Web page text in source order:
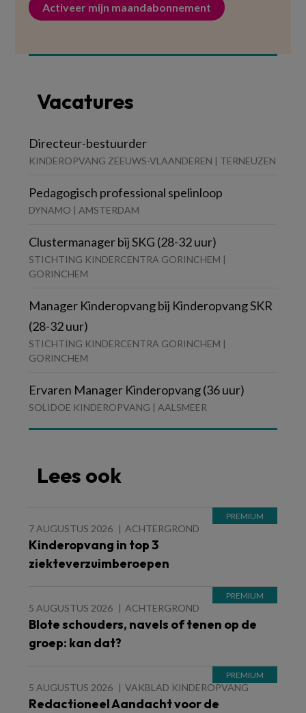
Activeer mijn maandabonnement
Vacatures
Directeur-bestuurder
KINDEROPVANG ZEEUWS-VLAANDEREN | TERNEUZEN
Pedagogisch professional spelinloop
DYNAMO | AMSTERDAM
Clustermanager bij SKG (28-32 uur)
STICHTING KINDERCENTRA GORINCHEM |
GORINCHEM
Manager Kinderopvang bij Kinderopvang SKR
(28-32 uur)
STICHTING KINDERCENTRA GORINCHEM |
GORINCHEM
Ervaren Manager Kinderopvang (36 uur)
SOLIDOE KINDEROPVANG | AALSMEER
Lees ook
7 AUGUSTUS 2026 ACHTERGROND
Kinderopvang in top 3
ziekteverzuimberoepen
5 AUGUSTUS 2026 ACHTERGROND
Blote schouders, navels of tenen op de
groep: kan dat?
5 AUGUSTUS 2026 VAKBLAD KINDEROPVANG
Redactioneel Aandacht voor de